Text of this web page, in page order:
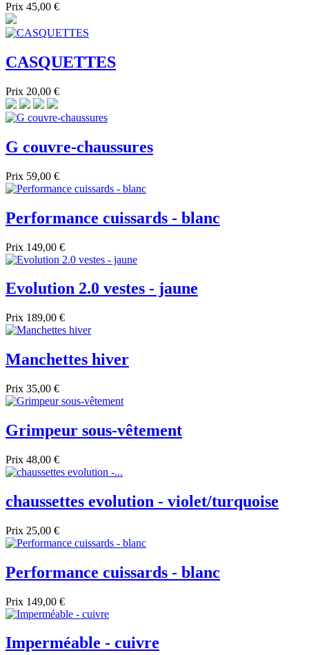
Prix 45,00 €
CASQUETTES
Prix 20,00 €
G couvre-chaussures
Prix 59,00 €
Performance cuissards - blanc
Prix 149,00 €
Evolution 2.0 vestes - jaune
Prix 189,00 €
Manchettes hiver
Prix 35,00 €
Grimpeur sous-vêtement
Prix 48,00 €
chaussettes evolution - violet/turquoise
Prix 25,00 €
Performance cuissards - blanc
Prix 149,00 €
Imperméable - cuivre